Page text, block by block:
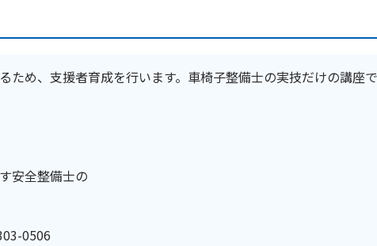
ため、支援者育成を行います。車椅子整備士の実技だけの講座
安全整備士の
0047兵
0506